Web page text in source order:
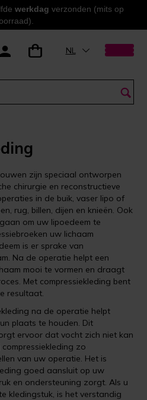
werkdag verzonden (mits op
NL
zijn speciaal ontworpen
chirurgie en reconstructieve
in de buik, vaser lipo of
rug, billen, dijen en knieën. Ook
om uw lipoedeem te
uw lichaam
is er sprake van
Na de operatie helpt een
mooi te vormen en draagt
Met compressiekleding bent
resultaat.
na de operatie helpt
plaats te houden. Dit
ervoor dat vocht zich niet kan
zo
van uw operatie. Het is
goed aansluit op uw
en ondersteuning zorgt. Als u
kledingstuk, is het verstandig